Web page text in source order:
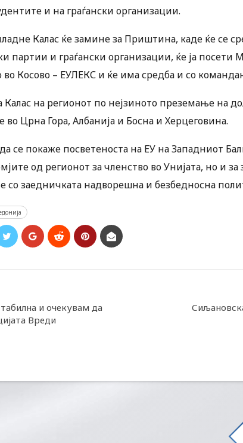
и на граѓански организации.
Калас ќе замине за Приштина, каде ќе се
партии и граѓански организации, ќе ја посети
во Косово – ЕУЛЕКС и ќе има средба и со
Калас на регионот по нејзиното преземање на
во Црна Гора, Албанија и Босна и Херцеговина.
се покаже посветеноста на ЕУ на Западниот
од регионот за членство во Унијата, но и
со заедничката надворешна и безбедносна
и очекувам да
Вреди